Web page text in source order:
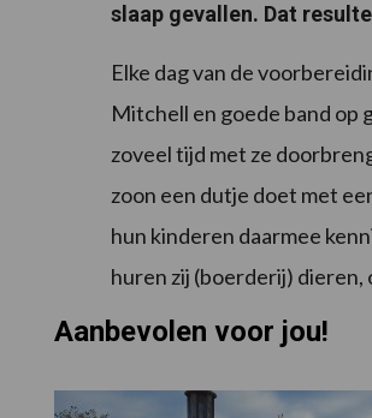
slaap gevallen. Dat
Elke dag van de
Mitchell en goede band op
zoveel tijd met ze
zoon een dutje doet met
hun kinderen daarmee
huren zij (boerderij)
Aanbevolen voor jou!